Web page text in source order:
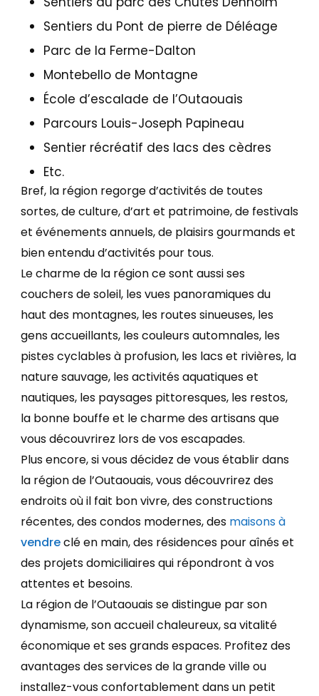
Sentiers du Pont de pierre de Déléage
Parc de la Ferme-Dalton
Montebello de Montagne
École d’escalade de l’Outaouais
Parcours Louis-Joseph Papineau
Sentier récréatif des lacs des cèdres
Etc.
Bref, la région regorge d’activités de toutes
sortes, de culture, d’art et patrimoine, de festivals
et événements annuels, de plaisirs gourmands et
bien entendu d’activités pour tous.
Le charme de la région ce sont aussi ses
couchers de soleil, les vues panoramiques du
haut des montagnes, les routes sinueuses, les
gens accueillants, les couleurs automnales, les
pistes cyclables à profusion, les lacs et rivières, la
nature sauvage, les activités aquatiques et
nautiques, les paysages pittoresques, les restos,
la bonne bouffe et le charme des artisans que
vous découvrirez lors de vos escapades.
Plus encore, si vous décidez de vous établir dans
la région de l’Outaouais, vous découvrirez des
endroits où il fait bon vivre, des constructions
récentes, descondos modernes, des maisons à
vendreclé en main, des résidences pour aînés et
des projets domiciliaires qui répondront à vos
attentes et besoins.
La région de l’Outaouais se distingue par son
dynamisme, son accueil chaleureux, sa vitalité
économique et ses grands espaces. Profitez des
avantages des services de la grande ville ou
installez-vous confortablement dans un petit